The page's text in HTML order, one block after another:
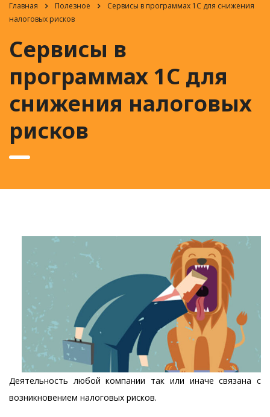
Главная Полезное
Сервисы в программах 1С для снижения
налоговых рисков
Сервисы в
программах 1С для
снижения налоговых
рисков
Деятельность любой компании так или иначе связана с
возникновением налоговых рисков.